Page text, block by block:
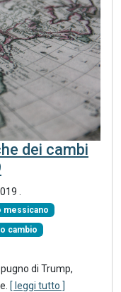
dei cambi
messicano
cambio
di Trump,
[ leggi tutto ]